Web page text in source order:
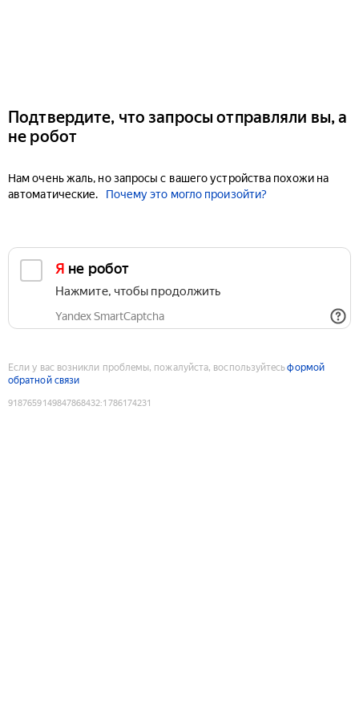
Подтвердите, что запросы отправляли вы, а
не робот
Нам очень жаль, но запросы с вашего устройства похожи на
автоматические.
Почему это могло произойти?
Я не робот
Нажмите, чтобы продолжить
Yandex SmartCaptcha
Если у вас возникли проблемы, пожалуйста, воспользуйтесьформой
обратной связи
9187659149847868432:1786174231